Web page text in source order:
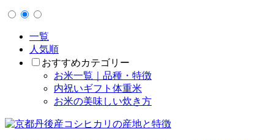
一覧
人気順
おすすめカテゴリー
お米一覧｜品種・特徴
内祝いギフト体重米
お米の美味しい炊き方